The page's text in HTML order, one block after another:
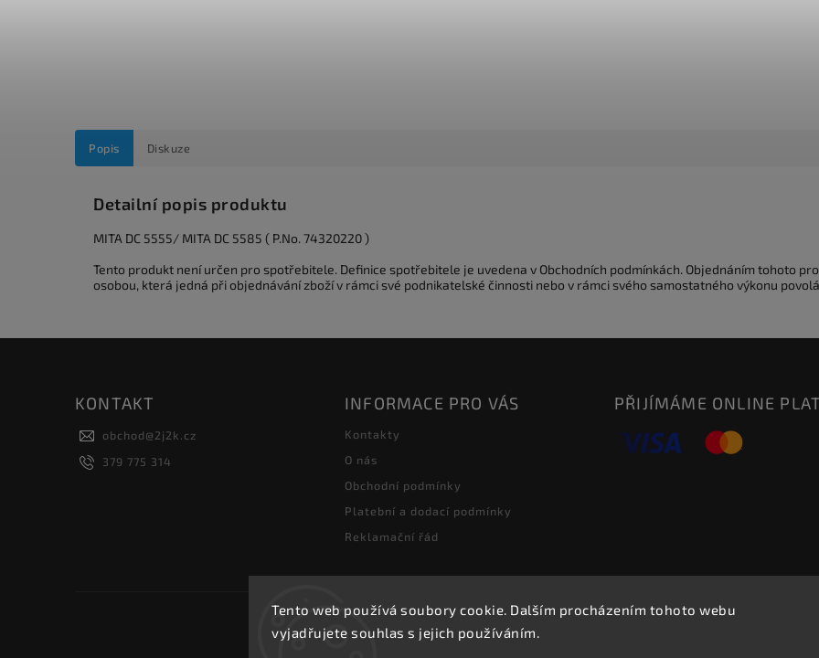
Tento web používá soubory cookie. Dalším procházením tohoto webu
vyjadřujete souhlas s jejich používáním.
Popis Diskuze
Detailní popis produktu
MITA DC 5555/ MITA DC 5585 ( P.No. 74320220 )
Tento produkt není určen pro spotřebitele. Definice spotřebitele je uvedena v Obchodních podmínkách. Objednáním tohoto
osobou, která jedná při objednávání zboží v rámci své podnikatelské činnosti nebo v rámci svého samostatného výkonu
KONTAKT
obchod@2j2k.cz
379 775 314
INFORMACE PRO VÁS
Kontakty
O nás
Obchodní podmínky
Platební a dodací podmínky
Reklamační řád
PŘIJÍMÁME ONLINE
Copyright 2026